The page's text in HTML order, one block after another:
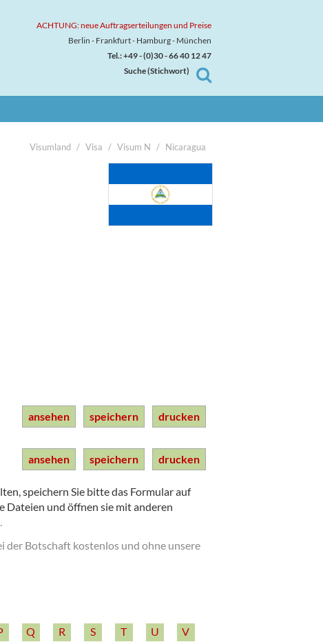
ACHTUNG: neue Auftragserteilungen und Preise
Berlin - Frankfurt - Hamburg - München
Tel.: +49 - (0)30 - 66 40 12 47
Suche (Stichwort)

Visumland Visa Visum N Nicaragua
ansehen speichern drucken
ansehen speichern drucken
speichern Sie bitte das Formular auf
Dateien und öffnen sie mit anderen
.
der Botschaft kostenlos und ohne unsere
Q R S T U
V